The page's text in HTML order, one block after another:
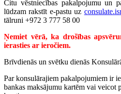
Citu vēstniecības pakalpojumu un
lūdzam rakstīt e-pastu uz
tālruni +972 3 777 58 00
Ņemiet vērā, ka drošības
ierasties ar ieročiem.
Brīvdienās un svētku dienās
Par konsulārajiem pakalpojumiem ir
bankas maksājumu kartēm vai veicot